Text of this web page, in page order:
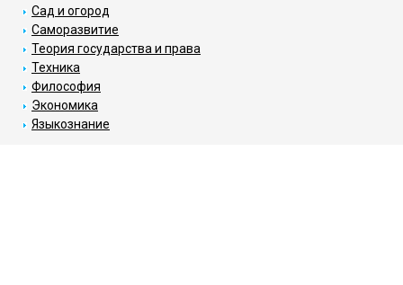
Сад и огород
Саморазвитие
Теория государства и права
Техника
Философия
Экономика
Языкознание